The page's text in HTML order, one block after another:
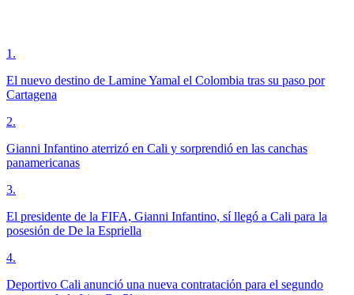
1 .
El nuevo destino de Lamine Yamal el Colombia tras su paso por
Cartagena
2.
Gianni Infantino aterrizó en Cali y sorprendió en las canchas
panamericanas
3.
El presidente de la FIFA, Gianni Infantino, sí llegó a Cali para la
posesión de De la Espriella
4.
Deportivo Cali anunció una nueva contratación para el segundo